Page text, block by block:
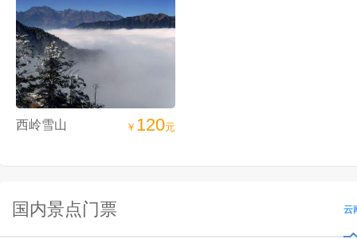
￥ 120元
西岭雪山
云
国内景点门票